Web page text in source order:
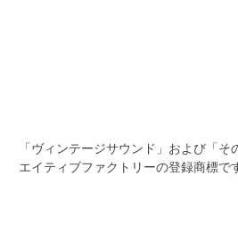
「ヴィンテージサウンド」および「
エイティブファクトリーの登録商標で